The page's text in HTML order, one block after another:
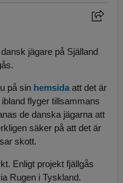
jägare på Själland
på sin hemsida att det är
flyger tillsammans
de danska jägarna att
säker på att det är
skott.
Enligt projekt fjällgås
Rugen i Tyskland.